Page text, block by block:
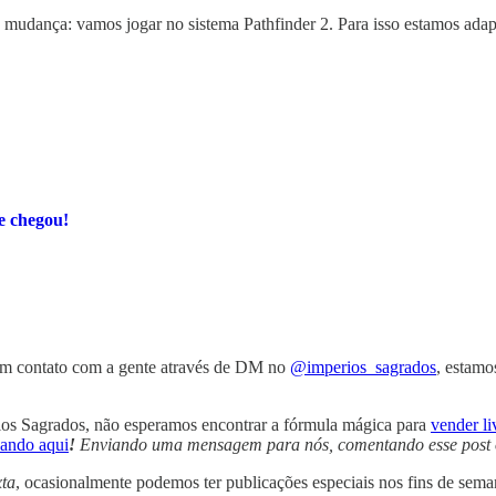
vamos jogar no sistema Pathfinder 2. Para isso estamos
chegou!
contato com a gente através de DM no @imperios_sagrados,
Sagrados, não esperamos encontrar a fórmula mágica para vender
aqui! Enviando uma mensagem para nós, comentando esse
, ocasionalmente podemos ter publicações especiais nos fins de